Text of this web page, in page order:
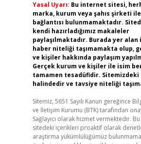
Yasal Uyarı: Bu internet sitesi,
marka, kurum veya şahıs şirketi
bağlantısı bulunmamaktadır.
kendi hazırladığımız makaleler
paylaşılmaktadır. Burada yer
haber niteliği taşımamakta olup,
ve kişiler hakkında paylaşım
Gerçek kurum ve kişiler ile isim
tamamen tesadüfidir.
halindedir ve tavsiye niteliği
Sitemiz, 5651 Sayılı Kanun gereğince
ve İletişim Kurumu (BTK) tarafından
Sağlayıcı olarak hizmet vermektedir.
sitedeki içerikleri proaktif olarak
araştırma yükümlülüğümüz